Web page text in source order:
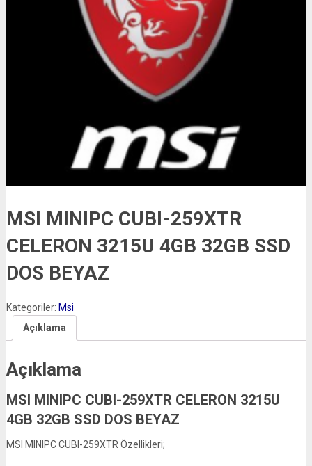
MSI MINIPC CUBI-259XTR
CELERON 3215U 4GB 32GB SSD
DOS BEYAZ
Kategoriler: Msi
Açıklama
Açıklama
MSI MINIPC CUBI-259XTR CELERON 3215U
4GB 32GB SSD DOS BEYAZ
MSI MINIPC CUBI-259XTR Özellikleri;